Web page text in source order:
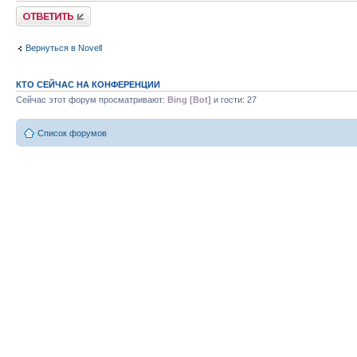
Ответить
Вернуться в Novell
КТО СЕЙЧАС НА КОНФЕРЕНЦИИ
Сейчас этот форум просматривают: Bing [Bot] и гости: 27
Список форумов